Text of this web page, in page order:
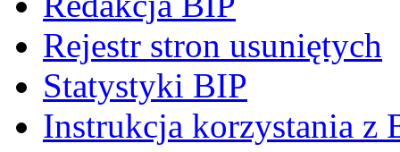
Rejestr stron usuniętych
Statystyki BIP
Instrukcja korzystania z